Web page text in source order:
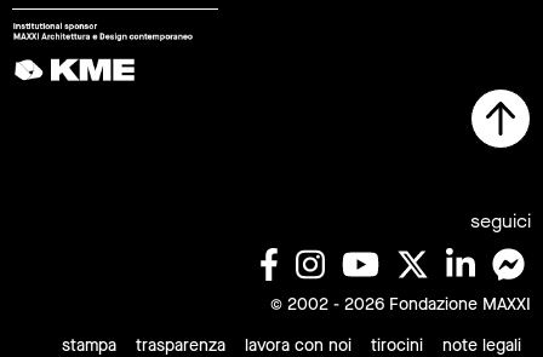
seguici
© 2002 - 2026 Fondazione MAXXI
stampa
trasparenza lavora con noi tirocini note legali